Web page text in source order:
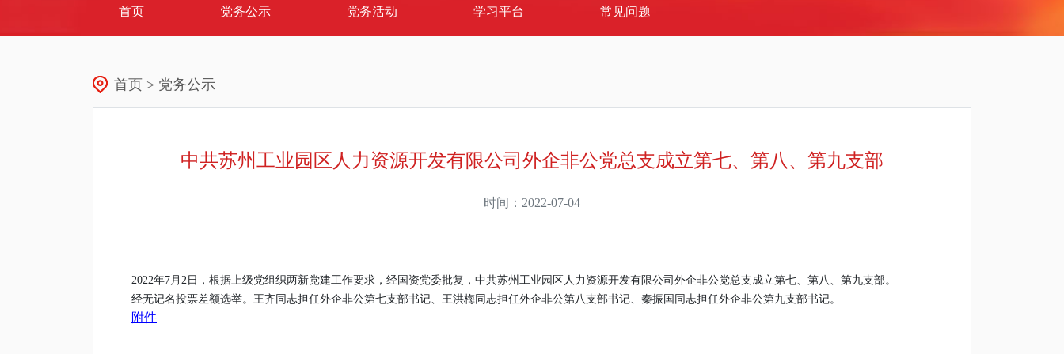
首页(current) 党务公示 党务活动 学习平台 常见问题
首页 > 党务公示
中共苏州工业园区人力资源开发有限公司外企非公党总支成立第七、第八、第九支部
时间：2022-07-04
2022年7月2日，根据上级党组织两新党建工作要求，经国资党委批复，中共苏州工业园区人力资源开发有限公司外企非公党总支成立第七、第八、第九支部。
经无记名投票差额选举。王齐同志担任外企非公第七支部书记、王洪梅同志担任外企非公第八支部书记、秦振国同志担任外企非公第九支部书记。
附件